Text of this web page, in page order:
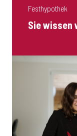
Festhypothek
Sie wissen